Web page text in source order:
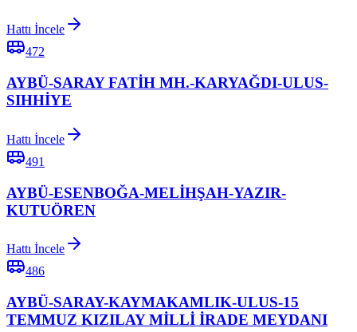
Hattı İncele
472
AYBÜ-SARAY FATİH MH.-KARYAĞDI-ULUS-
SIHHİYE
Hattı İncele
491
AYBÜ-ESENBOĞA-MELİHŞAH-YAZIR-
KUTUÖREN
Hattı İncele
486
AYBÜ-SARAY-KAYMAKAMLIK-ULUS-15
TEMMUZ KIZILAY MİLLİ İRADE MEYDANI